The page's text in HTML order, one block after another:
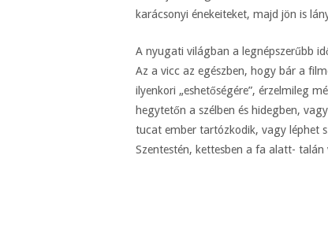
karácsonyi énekeiteket, majd jön is
A nyugati világban a legnépszerűbb
Az a vicc az egészben, hogy bár a
ilyenkori „eshetőségére”, érzelmileg
hegytetőn a szélben és hidegben,
tucat ember tartózkodik, vagy léphet
Szentestén, kettesben a fa alatt-